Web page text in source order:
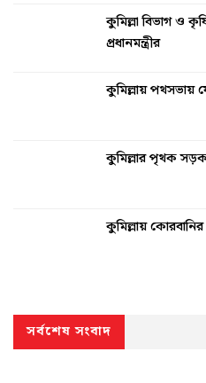
কুমিল্লা বিভাগ ও
প্রধানমন্ত্রীর
কুমিল্লায় পথসভায়
কুমিল্লার পৃথক
কুমিল্লায়
সর্বশেষ সংবাদ